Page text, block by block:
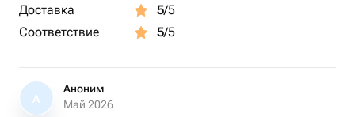
опрыскивают отстоявшейся водой, листья протирают
влажной мягкой губкой. Некоторые цветоводы даже
Доставка
5/5
Соответствие
5/5
А
Аноним
Май 2026